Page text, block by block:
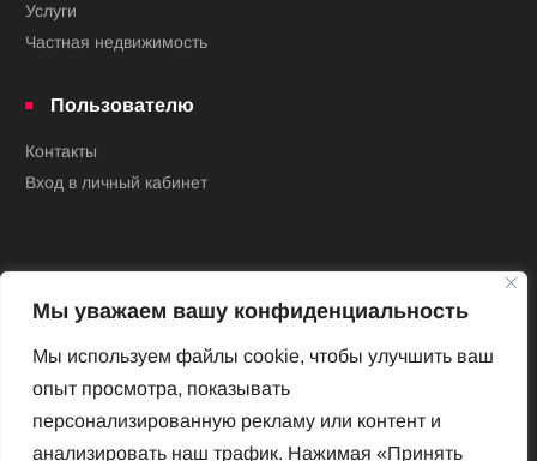
Мы уважаем вашу конфиденциальность
Мы используем файлы cookie, чтобы улучшить ваш
опыт просмотра, показывать
персонализированную рекламу или контент и
анализировать наш трафик. Нажимая «Принять
Услуги
Частная недвижимость
Пользователю
Контакты
Вход в личный кабинет
Новый Венский журнал
Архив номеров